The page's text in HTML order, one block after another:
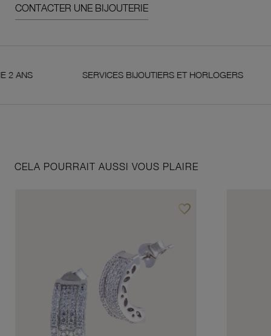
CONTACTER UNE BIJOUTERIE
SERVICES BIJOUTIERS ET HORLOGERS
CELA POURRAIT AUSSI VOUS PLAIRE
favorite_borderAjouter à vos favoris